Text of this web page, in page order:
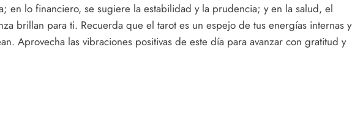
en lo financiero, se sugiere la estabilidad y la prudencia; y en la salud, el
brillan para ti. Recuerda que el tarot es un espejo de tus energías internas y
Aprovecha las vibraciones positivas de este día para avanzar con gratitud y